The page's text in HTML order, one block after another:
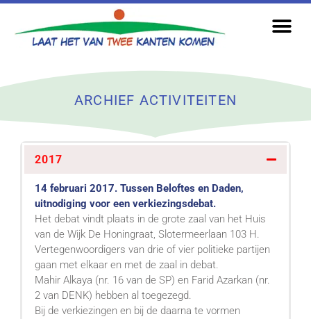
ARCHIEF ACTIVITEITEN
2017
14 februari 2017. Tussen Beloftes en Daden,
uitnodiging voor een verkiezingsdebat.
Het debat vindt plaats in de grote zaal van het Huis
van de Wijk De Honingraat, Slotermeerlaan 103 H.
Vertegenwoordigers van drie of vier politieke partijen
gaan met elkaar en met de zaal in debat.
Mahir Alkaya (nr. 16 van de SP) en Farid Azarkan (nr.
2 van DENK) hebben al toegezegd.
Bij de verkiezingen en bij de daarna te vormen